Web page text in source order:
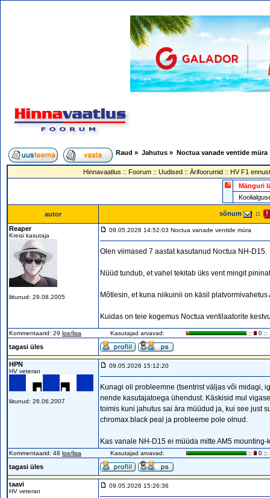
Raud » Jahutus » Noctua vanade ventide müra
Hinnavaatlus :: Foorum:: Uudised:: Ärifoorumid:: HV F1
Mänguri
autor sõnum ::
Reaper
Kreisi kasutaja
liitunud: 29.08.2005
09.05.2026 14:52:03 Noctua vanade ventide müra
Olen viimased 7 aastat kasutanud Noctua NH-D15.
Nüüd tundub, et vahel tekitab üks vent mingit
Mõtlesin, et kuna niikuinii on käsil
Kuidas on teie kogemus Noctua ventilaatorite
Kommentaarid: 29 loe/lisa Kasutajad arvavad: :: 0 ::
tagasi üles
HPN
HV veteran
liitunud: 26.06.2007
09.05.2026 15:12:20
Kunagi oli probleemne (tsentrist väljas või midagi,
nende kasutajatoega ühendust. Käskisid mul
toimis kuni jahutus sai ära müüdud ja, kui see just
chromax.black peal ja probleeme pole olnud.
Kas vanale NH-D15 ei müüda mitte AM5
Kommentaarid: 48 loe/lisa Kasutajad arvavad: :: 0 ::
tagasi üles
taavi
HV veteran
09.05.2026 15:26:36